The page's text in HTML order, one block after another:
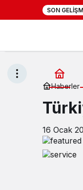
SON
Haberler
16 Ocak